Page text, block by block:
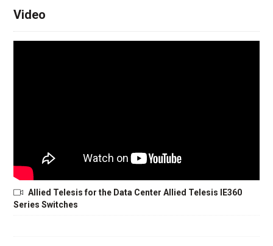
Video
Allied Telesis for the Data Center Allied Telesis IE360
Series Switches